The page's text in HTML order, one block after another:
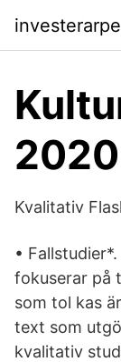
Kvalitativ
•
fokuserar på
som tol kas
text som
kvalitativ